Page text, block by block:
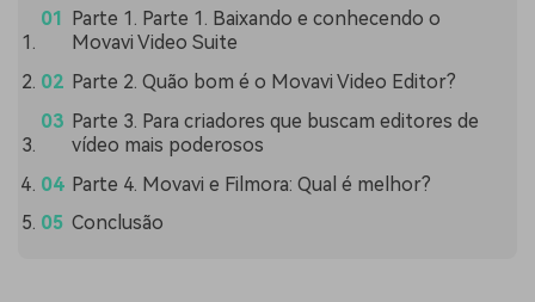
Parte 1. Parte 1. Baixando e conhecendo o
Movavi Video Suite
Parte 2. Quão bom é o Movavi Video Editor?
Parte 3. Para criadores que buscam editores de
vídeo mais poderosos
Parte 4. Movavi e Filmora: Qual é melhor?
Conclusão